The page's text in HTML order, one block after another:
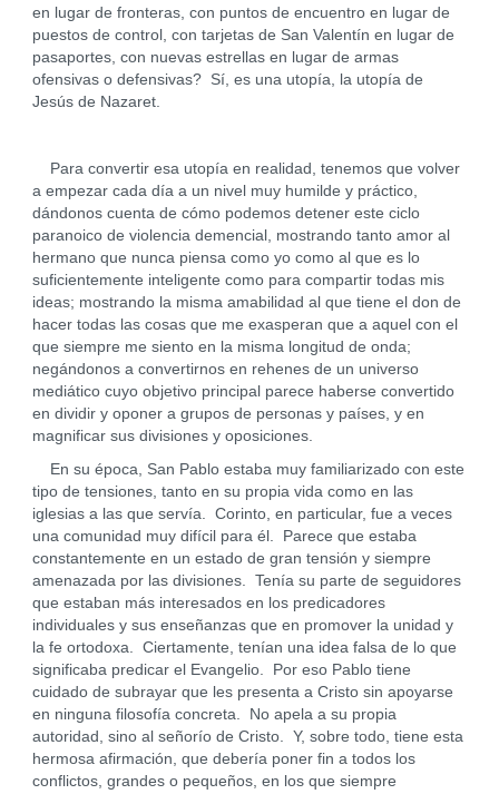
en lugar de fronteras, con puntos de encuentro en lugar de
puestos de control, con tarjetas de San Valentín en lugar de
pasaportes, con nuevas estrellas en lugar de armas
ofensivas o defensivas? Sí, es una utopía, la utopía de
Jesús de Nazaret.
Para convertir esa utopía en realidad, tenemos que volver
a empezar cada día a un nivel muy humilde y práctico,
dándonos cuenta de cómo podemos detener este ciclo
paranoico de violencia demencial, mostrando tanto amor al
hermano que nunca piensa como yo como al que es lo
suficientemente inteligente como para compartir todas mis
ideas; mostrando la misma amabilidad al que tiene el don de
hacer todas las cosas que me exasperan que a aquel con el
que siempre me siento en la misma longitud de onda;
negándonos a convertirnos en rehenes de un universo
mediático cuyo objetivo principal parece haberse convertido
en dividir y oponer a grupos de personas y países, y en
magnificar sus divisiones y oposiciones.
En su época, San Pablo estaba muy familiarizado con este
tipo de tensiones, tanto en su propia vida como en las
iglesias a las que servía. Corinto, en particular, fue a veces
una comunidad muy difícil para él. Parece que estaba
constantemente en un estado de gran tensión y siempre
amenazada por las divisiones. Tenía su parte de seguidores
que estaban más interesados en los predicadores
individuales y sus enseñanzas que en promover la unidad y
la fe ortodoxa. Ciertamente, tenían una idea falsa de lo que
significaba predicar el Evangelio. Por eso Pablo tiene
cuidado de subrayar que les presenta a Cristo sin apoyarse
en ninguna filosofía concreta. No apela a su propia
autoridad, sino al señorío de Cristo. Y, sobre todo, tiene esta
hermosa afirmación, que debería poner fin a todos los
conflictos, grandes o pequeños, en los que siempre